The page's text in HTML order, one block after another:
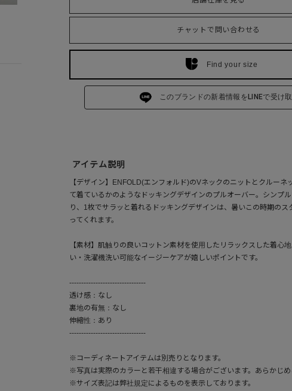
チャットで問い合わせる
Find your size
このブランドの新着情報をLINEで受け
アイテム説明
【デザイン】ENFOLD(エンフォルド)のVネックのニットとクルーネ
て着ているかのようなドッキングデザインのプルオーバー。シンプ
り、1枚でサラッと着れるドッキングデザインは、暑いこの時期のス
ってくれます。
【素材】肌触りの良いコットン素材を使用したリラックスした着心
い・洗濯機洗い可能なイージーケアが嬉しいポイントです。
--------------------------------
透け感：なし
裏地の有無：なし
伸縮性：あり
--------------------------------
※コーディネートアイテムは別売りとなります。
※写真は実際のカラーと若干相違する場合がございます。あらかじめ
※サイズ表記は弊社規定によるものを表示しております。